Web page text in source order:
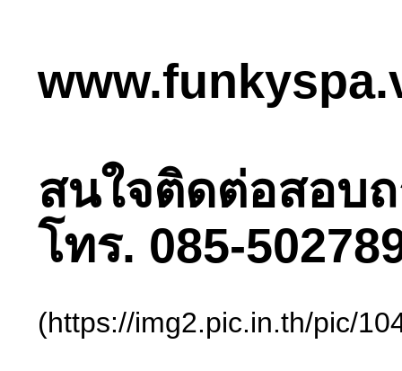
สนใจติดต่อสอบ
โทร. 085-
(https://img2.pic.in.th/pic/